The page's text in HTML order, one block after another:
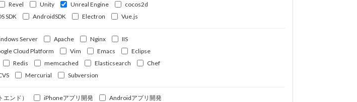
Revel Unity Unreal Engine
cocos2d
SDK AndroidSDK Electron Vue.js
Server Apache Nginx
IIS
Cloud Platform Vim Emacs
Eclipse
Redis memcached Elasticsearch
Chef
Mercurial Subversion
ンド） iPhoneアプリ開発
Androidアプリ開発